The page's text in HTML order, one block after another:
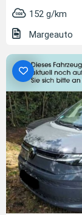
152 g/km
Margeauto